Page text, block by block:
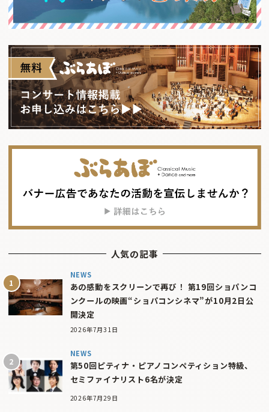
人気の記事
NEWS
あの感動をスクリーンで再び！ 第19回ショパンコ
ンクールの映画“ショパコンシネマ”が10月2日公
開決定
2026年7月31日
NEWS
第50回ピティナ・ピアノコンペティション特級、
セミファイナリスト6名が決定
2026年7月29日